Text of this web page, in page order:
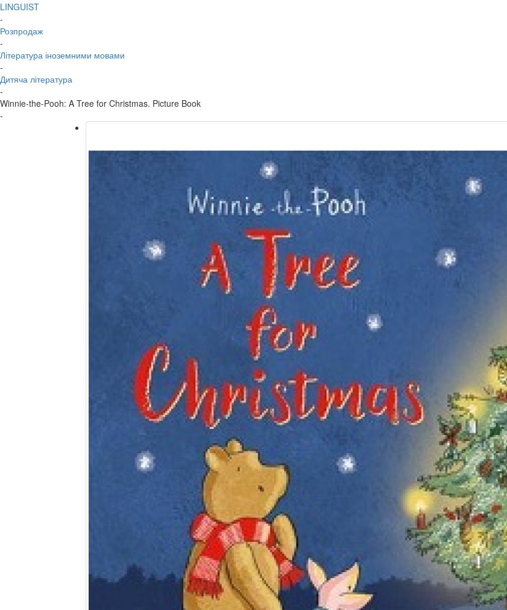
LINGUIST
-
Розпродаж
-
Література іноземними мовами
-
Дитяча література
-
Winnie-the-Pooh: A Tree for Christmas. Picture Book
-